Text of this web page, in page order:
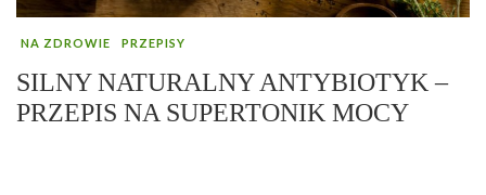
NA ZDROWIE PRZEPISY
SILNY NATURALNY ANTYBIOTYK –
PRZEPIS NA SUPERTONIK MOCY